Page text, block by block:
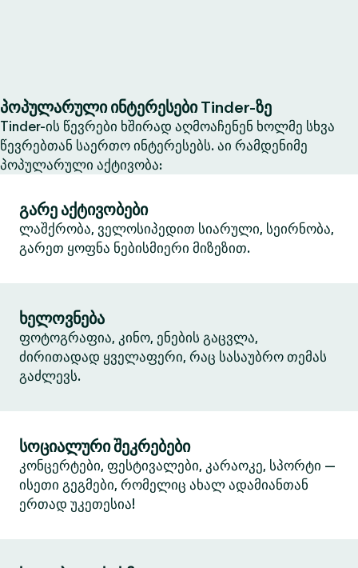
პოპულარული ინტერესები Tinder-ზე
Tinder-ის წევრები ხშირად აღმოაჩენენ ხოლმე სხვა
წევრებთან საერთო ინტერესებს. აი რამდენიმე
პოპულარული აქტივობა:
გარე აქტივობები
ლაშქრობა, ველოსიპედით სიარული, სეირნობა,
გარეთ ყოფნა ნებისმიერი მიზეზით.
ხელოვნება
ფოტოგრაფია, კინო, ენების გაცვლა,
ძირითადად ყველაფერი, რაც სასაუბრო თემას
გაძლევს.
სოციალური შეკრებები
კონცერტები, ფესტივალები, კარაოკე, სპორტი —
ისეთი გეგმები, რომელიც ახალ ადამიანთან
ერთად უკეთესია!